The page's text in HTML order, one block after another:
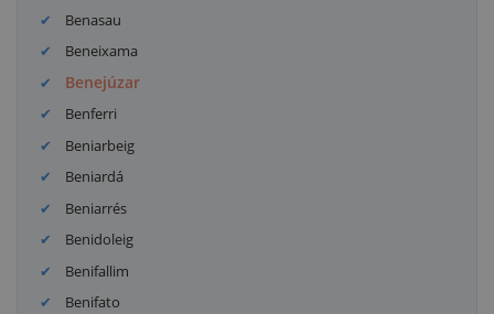
Benasau
Beneixama
Benejúzar
Benferri
Beniarbeig
Beniardá
Beniarrés
Benidoleig
Benifallim
Benifato